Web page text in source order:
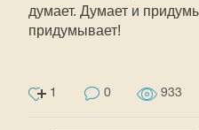
думает. Думает и
придумывает!
1 0 933